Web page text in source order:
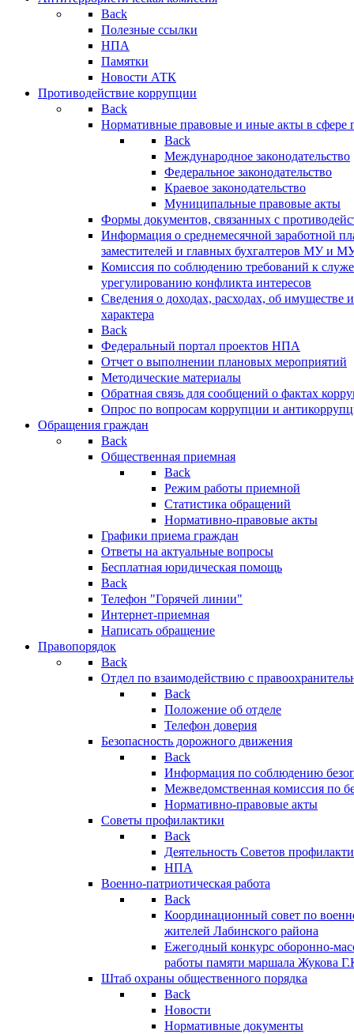
Back
Полезные ссылки
НПА
Памятки
Новости АТК
Противодействие коррупции
Back
Нормативные правовые и иные акты в сфере
Back
Международное законодательство
Федеральное законодательство
Краевое законодательство
Муниципальные правовые акты
Формы документов, связанных с
Информация о среднемесячной заработной
заместителей и главных бухгалтеров МУ и
Комиссия по соблюдению требований к
урегулированию конфликта интересов
Сведения о доходах, расходах, об имуществе
характера
Back
Федеральный портал проектов НПА
Отчет о выполнении плановых мероприятий
Методические материалы
Обратная связь для сообщений о фактах
Опрос по вопросам коррупции и
Обращения граждан
Back
Общественная приемная
Back
Режим работы приемной
Статистика обращений
Нормативно-правовые акты
Графики приема граждан
Ответы на актуальные вопросы
Бесплатная юридическая помощь
Back
Телефон "Горячей линии"
Интернет-приемная
Написать обращение
Правопорядок
Back
Отдел по взаимодействию с
Back
Положение об отделе
Телефон доверия
Безопасность дорожного движения
Back
Информация по соблюдению
Межведомственная комиссия по
Нормативно-правовые акты
Советы профилактики
Back
Деятельность Советов
НПА
Военно-патриотическая работа
Back
Координационный совет по
жителей Лабинского района
Ежегодный конкурс оборонно-
работы памяти маршала Жукова
Штаб охраны общественного порядка
Back
Новости
Нормативные документы